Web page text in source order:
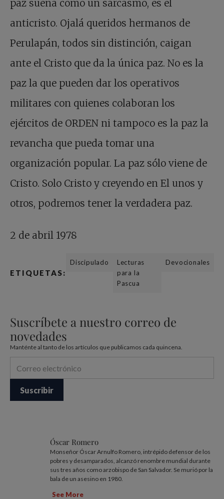
paz suena como un sarcasmo, es el
anticristo. Ojalá queridos hermanos de
Perulapán, todos sin distinción, caigan
ante el Cristo que da la única paz. No es la
paz la que pueden dar los operativos
militares con quienes colaboran los
ejércitos de ORDEN ni tampoco es la paz la
revancha que pueda tomar una
organización popular. La paz sólo viene de
Cristo. Solo Cristo y creyendo en El unos y
otros, podremos tener la verdadera paz.
2 de abril 1978
ETIQUETAS:
Discipulado
Lecturas
para la
Pascua
Devocionales
Suscríbete a nuestro correo de
novedades
Manténte al tanto de los artículos que publicamos cada quincena.
Óscar Romero
Monseñor Óscar Arnulfo Romero, intrépido defensor de los
pobres y desamparados, alcanzó renombre mundial durante
sus tres años como arzobispo de San Salvador. Se murió por la
bala de un asesino en 1980.
See More